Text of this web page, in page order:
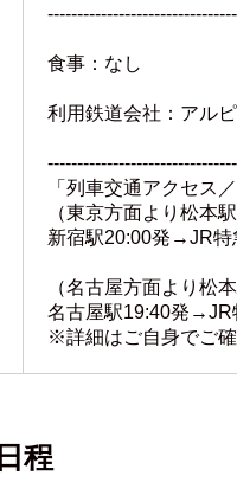
食事：なし
利用鉄道会社：アル
「列車交通アクセス／
（東京方面より松本
新宿駅20:00発→JR
（名古屋方面より松
名古屋駅19:40発
※詳細はご自身でご
日程